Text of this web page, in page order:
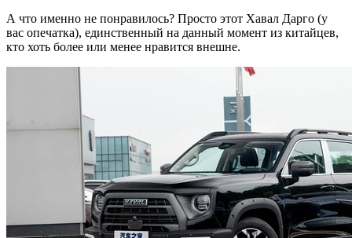
А что именно не понравилось? Просто этот Хавал Дарго (у
вас опечатка), единственный на данный момент из китайцев,
кто хоть более или менее нравится внешне.